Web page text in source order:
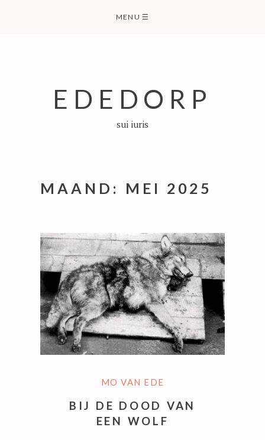
MENU ☰
EDEDORP
sui iuris
MAAND: MEI 2025
MO VAN EDE
BIJ DE DOOD VAN
EEN WOLF